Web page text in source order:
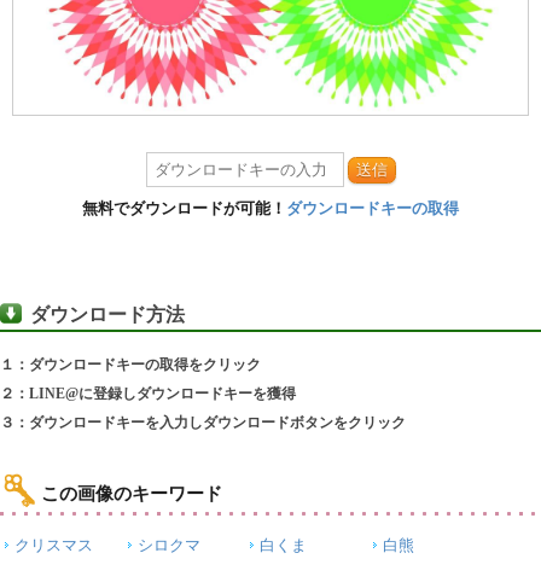
送信
無料でダウンロードが可能！ ダウンロードキーの取得
ダウンロード方法
１：ダウンロードキーの取得をクリック
２：LINE@に登録しダウンロードキーを獲得
３：ダウンロードキーを入力しダウンロードボタンをクリック
この画像のキーワード
クリスマス シロクマ 白くま 白熊